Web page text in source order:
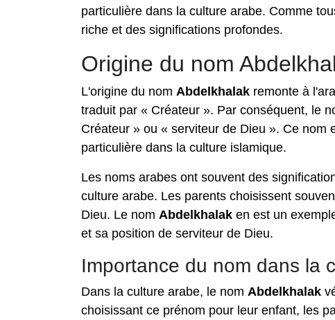
particulière dans la culture arabe. Comme
riche et des significations profondes.
Origine du nom
L'origine du nom Abdelkhalak remonte à
traduit par « Créateur ». Par conséquent, le
Créateur » ou « serviteur de Dieu ». Ce
particulière dans la culture islamique.
Les noms arabes ont souvent des
culture arabe. Les parents choisissent
Dieu. Le nom Abdelkhalak en est un
et sa position de serviteur de Dieu.
Importance du nom dans la
Dans la culture arabe, le nom Abdelkhalak
choisissant ce prénom pour leur enfant, les